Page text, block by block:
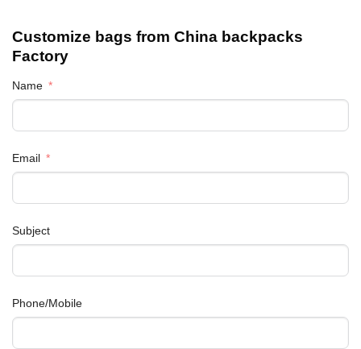
Customize bags from China backpacks
Factory
Name
Email
Subject
Phone/Mobile